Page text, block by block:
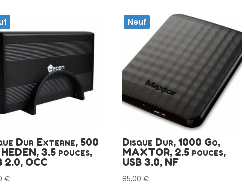
Dur Externe, 500
3.5 pouces,
2.0, OCC
€
Neuf
Disque Dur, 1000 Go,
MAXTOR, 2.5 pouces,
USB 3.0, NF
85,00€